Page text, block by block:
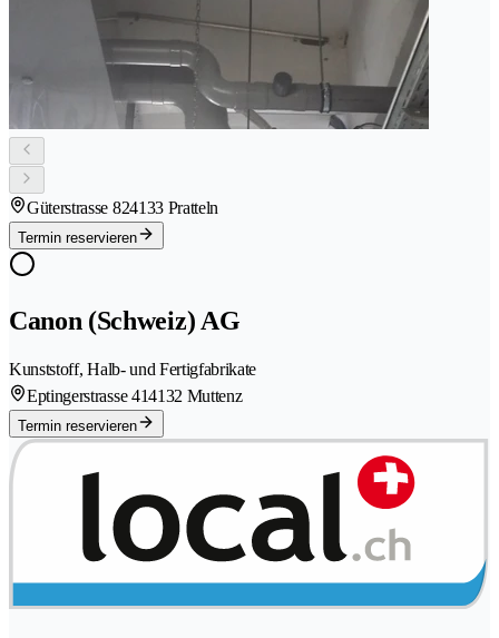
Güterstrasse 824133 Pratteln
Termin reservieren
Canon (Schweiz) AG
Kunststoff, Halb- und Fertigfabrikate
Eptingerstrasse 414132 Muttenz
Termin reservieren